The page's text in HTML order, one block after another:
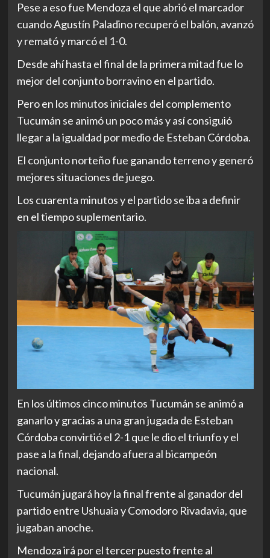
Pese a eso fue Mendoza el que abrió el marcador
cuando Agustín Paladino recuperó el balón, avanzó
y remató y marcó el 1-0.
Desde ahí hasta el final de la primera mitad fue lo
mejor del conjunto borravino en el partido.
Pero en los minutos iniciales del complemento
Tucumán se animó un poco más y así consiguió
llegar a la igualdad por medio de Esteban Córdoba.
El conjunto norteño fue ganando terreno y generó
mejores situaciones de juego.
Los cuarenta minutos y el partido se iba a definir
en el tiempo suplementario.
En los últimos cinco minutos Tucumán se animó a
ganarlo y gracias a una gran jugada de Esteban
Córdoba convirtió el 2-1 que le dio el triunfo y el
pase a la final, dejando afuera al bicampeón
nacional.
Tucumán jugará hoy la final frente al ganador del
partido entre Ushuaia y Comodoro Rivadavia, que
jugaban anoche.
Mendoza irá por el tercer puesto frente al